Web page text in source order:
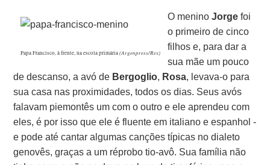
Papa Francisco, à frente, na escola primária(Argenpress/Rex)
O meninoJorge foi
o primeiro de cinco
filhos e, para dar a
sua mãe um pouco
de descanso, a avó de Bergoglio, Rosa, levava-o para
sua casa nas proximidades, todos os dias. Seus avós
falavam piemontês um com o outro e ele aprendeu com
eles, é por isso que ele é fluente em italiano e espanhol -
e pode até cantar algumas canções típicas no dialeto
genovês, graças a um réprobo tio-avô. Sua família não